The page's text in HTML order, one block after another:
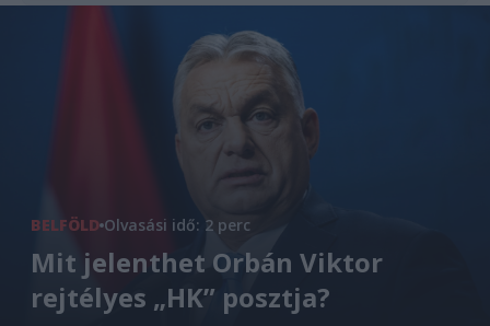
BELFÖLD Olvasási idő: 2 perc
Mit jelenthet Orbán Viktor
rejtélyes „HK” posztja?